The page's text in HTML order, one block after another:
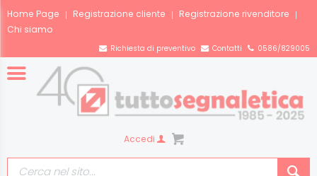
Home Page Registrazione cliente
Registrazione rivenditore
Chi siamo
Richiesta di preventivo Contatti 0586/829005
Accedi